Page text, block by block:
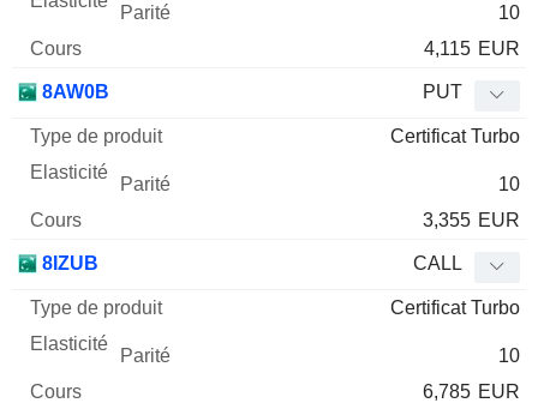
10
4,115 EUR
8AW0B PUT
Certificat Turbo
10
3,355 EUR
8IZUB CALL
Certificat Turbo
10
6,785 EUR